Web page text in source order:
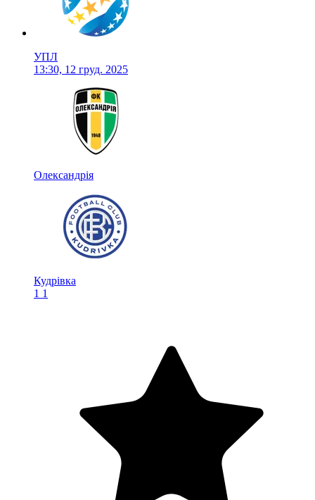
УПЛ
13:30, 12 груд. 2025
Олександрія
Кудрівка
1 1